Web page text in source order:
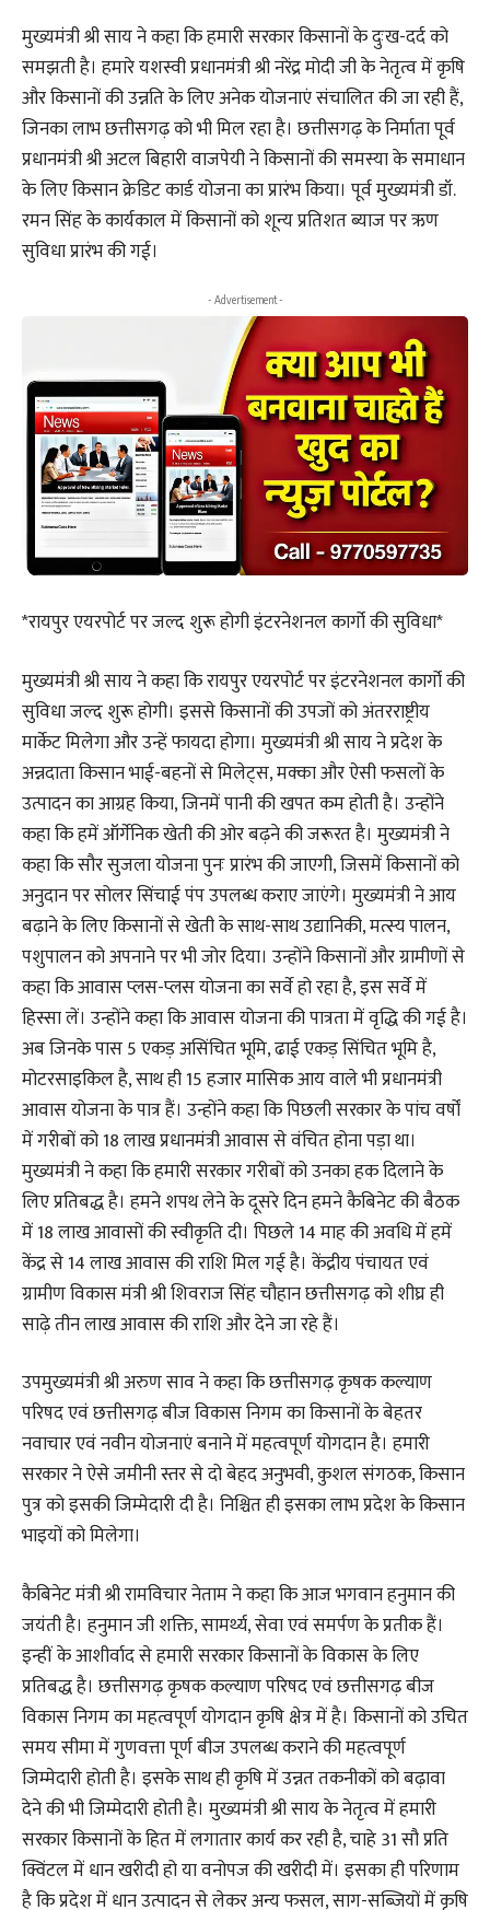
मुख्यमंत्री श्री साय ने कहा कि हमारी सरकार किसानों के दुःख-दर्द को
समझती है। हमारे यशस्वी प्रधानमंत्री श्री नरेंद्र मोदी जी के नेतृत्व में कृषि
और किसानों की उन्नति के लिए अनेक योजनाएं संचालित की जा रही हैं,
जिनका लाभ छत्तीसगढ़ को भी मिल रहा है। छत्तीसगढ़ के निर्माता पूर्व
प्रधानमंत्री श्री अटल बिहारी वाजपेयी ने किसानों की समस्या के समाधान
के लिए किसान क्रेडिट कार्ड योजना का प्रारंभ किया। पूर्व मुख्यमंत्री डॉ.
रमन सिंह के कार्यकाल में किसानों को शून्य प्रतिशत ब्याज पर ऋण
सुविधा प्रारंभ की गई।
- Advertisement -
*रायपुर एयरपोर्ट पर जल्द शुरू होगी इंटरनेशनल कार्गो की सुविधा*
मुख्यमंत्री श्री साय ने कहा कि रायपुर एयरपोर्ट पर इंटरनेशनल कार्गो की
सुविधा जल्द शुरू होगी। इससे किसानों की उपजों को अंतरराष्ट्रीय
मार्केट मिलेगा और उन्हें फायदा होगा। मुख्यमंत्री श्री साय ने प्रदेश के
अन्नदाता किसान भाई-बहनों से मिलेट्स, मक्का और ऐसी फसलों के
उत्पादन का आग्रह किया, जिनमें पानी की खपत कम होती है। उन्होंने
कहा कि हमें ऑर्गेनिक खेती की ओर बढ़ने की जरूरत है। मुख्यमंत्री ने
कहा कि सौर सुजला योजना पुनः प्रारंभ की जाएगी, जिसमें किसानों को
अनुदान पर सोलर सिंचाई पंप उपलब्ध कराए जाएंगे। मुख्यमंत्री ने आय
बढ़ाने के लिए किसानों से खेती के साथ-साथ उद्यानिकी, मत्स्य पालन,
पशुपालन को अपनाने पर भी जोर दिया। उन्होंने किसानों और ग्रामीणों से
कहा कि आवास प्लस-प्लस योजना का सर्वे हो रहा है, इस सर्वे में
हिस्सा लें। उन्होंने कहा कि आवास योजना की पात्रता में वृद्धि की गई है।
अब जिनके पास 5 एकड़ असिंचित भूमि, ढाई एकड़ सिंचित भूमि है,
मोटरसाइकिल है, साथ ही 15 हजार मासिक आय वाले भी प्रधानमंत्री
आवास योजना के पात्र हैं। उन्होंने कहा कि पिछली सरकार के पांच वर्षों
में गरीबों को 18 लाख प्रधानमंत्री आवास से वंचित होना पड़ा था।
मुख्यमंत्री ने कहा कि हमारी सरकार गरीबों को उनका हक दिलाने के
लिए प्रतिबद्ध है। हमने शपथ लेने के दूसरे दिन हमने कैबिनेट की बैठक
में 18 लाख आवासों की स्वीकृति दी। पिछले 14 माह की अवधि में हमें
केंद्र से 14 लाख आवास की राशि मिल गई है। केंद्रीय पंचायत एवं
ग्रामीण विकास मंत्री श्री शिवराज सिंह चौहान छत्तीसगढ़ को शीघ्र ही
साढ़े तीन लाख आवास की राशि और देने जा रहे हैं।
उपमुख्यमंत्री श्री अरुण साव ने कहा कि छत्तीसगढ़ कृषक कल्याण
परिषद एवं छत्तीसगढ़ बीज विकास निगम का किसानों के बेहतर
नवाचार एवं नवीन योजनाएं बनाने में महत्वपूर्ण योगदान है। हमारी
सरकार ने ऐसे जमीनी स्तर से दो बेहद अनुभवी, कुशल संगठक, किसान
पुत्र को इसकी जिम्मेदारी दी है। निश्चित ही इसका लाभ प्रदेश के किसान
भाइयों को मिलेगा।
कैबिनेट मंत्री श्री रामविचार नेताम ने कहा कि आज भगवान हनुमान की
जयंती है। हनुमान जी शक्ति, सामर्थ्य, सेवा एवं समर्पण के प्रतीक हैं।
इन्हीं के आशीर्वाद से हमारी सरकार किसानों के विकास के लिए
प्रतिबद्ध है। छत्तीसगढ़ कृषक कल्याण परिषद एवं छत्तीसगढ़ बीज
विकास निगम का महत्वपूर्ण योगदान कृषि क्षेत्र में है। किसानों को उचित
समय सीमा में गुणवत्ता पूर्ण बीज उपलब्ध कराने की महत्वपूर्ण
जिम्मेदारी होती है। इसके साथ ही कृषि में उन्नत तकनीकों को बढ़ावा
देने की भी जिम्मेदारी होती है। मुख्यमंत्री श्री साय के नेतृत्व में हमारी
सरकार किसानों के हित में लगातार कार्य कर रही है, चाहे 31 सौ प्रति
क्विंटल में धान खरीदी हो या वनोपज की खरीदी में। इसका ही परिणाम
है कि प्रदेश में धान उत्पादन से लेकर अन्य फसल, साग-सब्जियों में कृषि